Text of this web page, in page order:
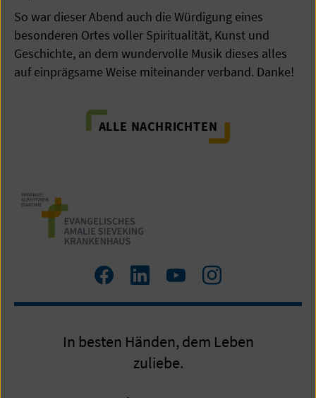
So war dieser Abend auch die Würdigung eines
besonderen Ortes voller Spiritualität, Kunst und
Geschichte, an dem wundervolle Musik dieses alles
auf einprägsame Weise miteinander verband. Danke!
ALLE NACHRICHTEN
Zum
Facebook
Zum
LinkedIn
Zum
YouTube
Zum
Instagram
In besten Händen, dem Leben
zuliebe.